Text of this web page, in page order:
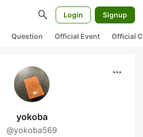
search Login Signup
Question Official Event Official
more_horiz
yokoba
@yokoba569